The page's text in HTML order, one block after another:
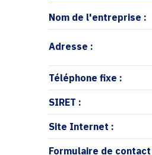
Nom de l'entreprise :
Adresse :
Téléphone fixe :
SIRET :
Site Internet :
Formulaire de contact